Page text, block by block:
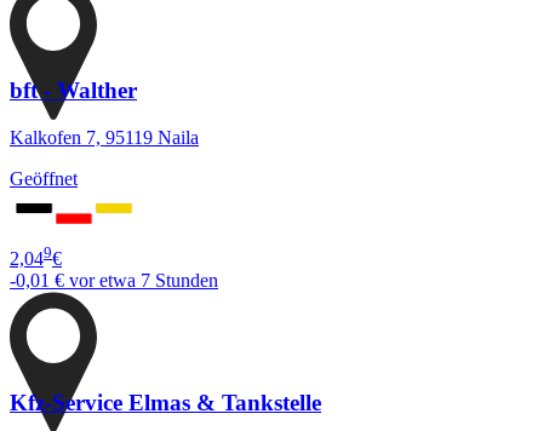
bft - Walther
Kalkofen 7, 95119 Naila
Geöffnet
2,049€
-0,01 € vor etwa 7 Stunden
Kfz-Service Elmas & Tankstelle